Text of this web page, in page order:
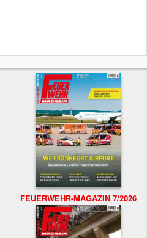
FEUERWEHR-MAGAZIN 7/2026